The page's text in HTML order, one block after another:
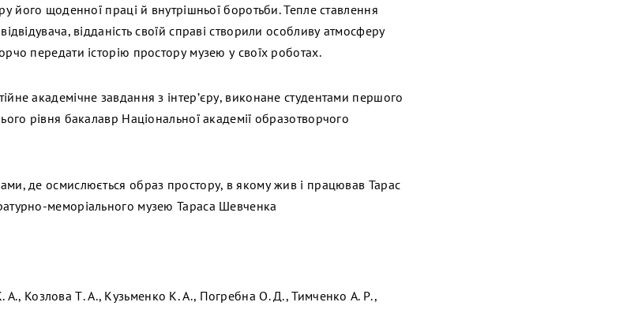
його щоденної праці й внутрішньої боротьби. Тепле ставлення
відданість своїй справі створили особливу атмосферу
передати історію простору музею у своїх роботах.
академічне завдання з інтер’єру, виконане студентами першого
рівня бакалавр Національної академії образотворчого
де осмислюється образ простору, в якому жив і працював Тарас
меморіального музею Тараса Шевченка
А., Козлова Т. А., Кузьменко К. А., Погребна О. Д., Тимченко А. Р.,